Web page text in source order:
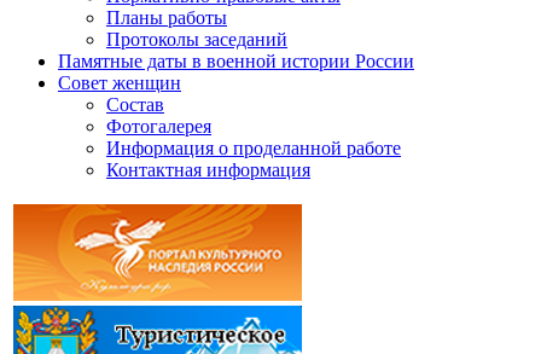
Планы работы
Протоколы заседаний
Памятные даты в военной истории России
Совет женщин
Состав
Фотогалерея
Информация о проделанной работе
Контактная информация